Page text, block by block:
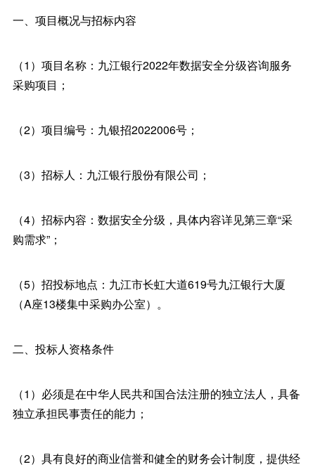
一、项目概况与招标内容
（1）项目名称：九江银行2022年数据安全分级咨询服务
采购项目；
（2）项目编号：九银招2022006号；
（3）招标人：九江银行股份有限公司；
（4）招标内容：数据安全分级，具体内容详见第三章“采
购需求”；
（5）招投标地点：九江市长虹大道619号九江银行大厦
（A座13楼集中采购办公室）。
二、投标人资格条件
（1）必须是在中华人民共和国合法注册的独立法人，具备
独立承担民事责任的能力；
（2）具有良好的商业信誉和健全的财务会计制度，提供经